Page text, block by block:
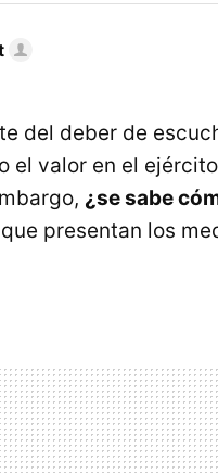
del deber de
el valor en el
¿se sabe
presentan los